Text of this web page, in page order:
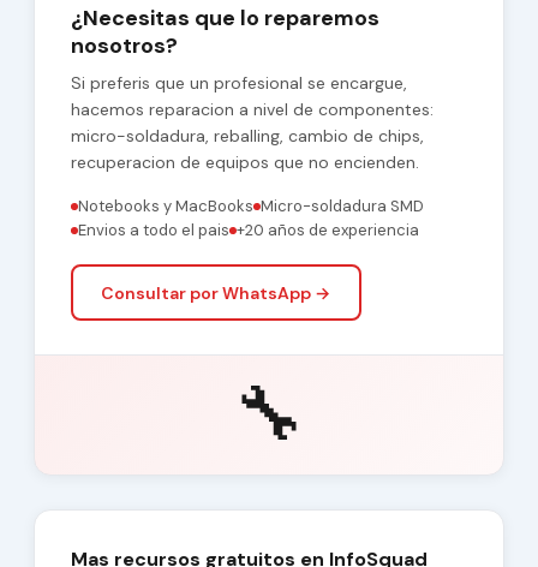
¿Necesitas que lo reparemos
nosotros?
Si preferis que un profesional se encargue,
hacemos reparacion a nivel de componentes:
micro-soldadura, reballing, cambio de chips,
recuperacion de equipos que no encienden.
Notebooks y MacBooks Micro-soldadura SMD
Envios a todo el pais +20 años de experiencia
Consultar por WhatsApp →
🔧
Mas recursos gratuitos en InfoSquad